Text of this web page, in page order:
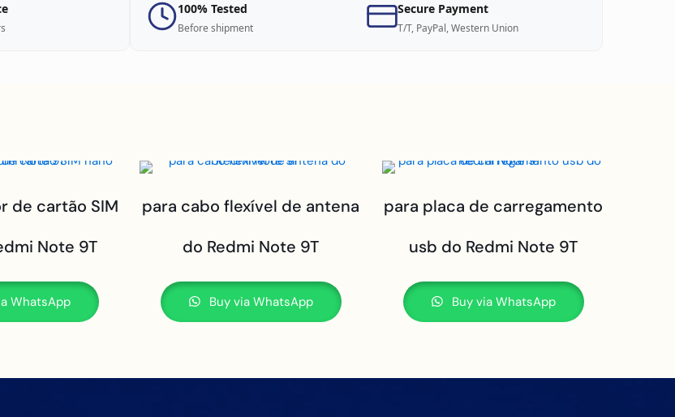
100% Tested
Before shipment
Secure Payment
T/T, PayPal, Western Union
de cartão SIM
Note 9T
WhatsApp
para cabo flexível de antena
do Redmi Note 9T
Buy via WhatsApp
para placa de carregamento
usb do Redmi Note 9T
Buy via WhatsApp